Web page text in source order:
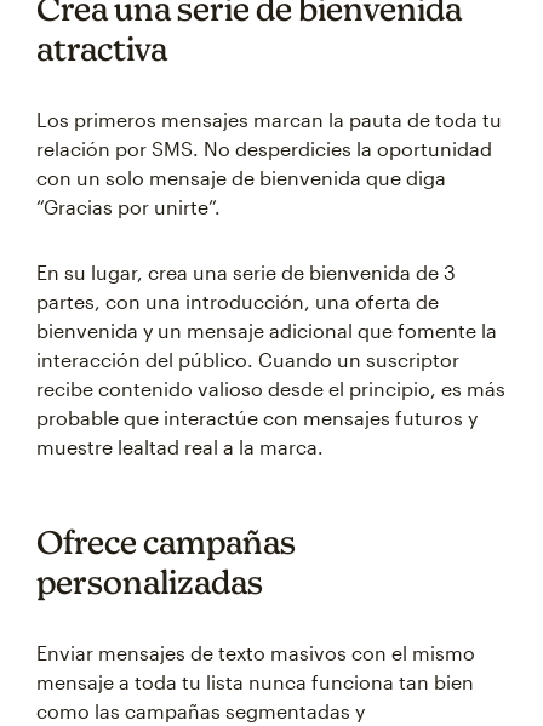
Crea una serie de bienvenida
atractiva
Los primeros mensajes marcan la pauta de toda tu
relación por SMS. No desperdicies la oportunidad
con un solo mensaje de bienvenida que diga
“Gracias por unirte”.
En su lugar, crea una serie de bienvenida de 3
partes, con una introducción, una oferta de
bienvenida y un mensaje adicional que fomente la
interacción del público. Cuando un suscriptor
recibe contenido valioso desde el principio, es más
probable que interactúe con mensajes futuros y
muestre lealtad real a la marca.
Ofrece campañas
personalizadas
Enviar mensajes de texto masivos con el mismo
mensaje a toda tu lista nunca funciona tan bien
como las campañas segmentadas y